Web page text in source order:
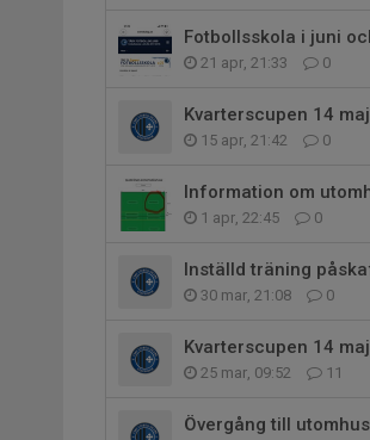
Fotbollsskola i juni
21 apr, 21:33 0
Kvarterscupen 14
15 apr, 21:42 0
Information om
1 apr, 22:45 0
Inställd träning
30 mar, 21:08 0
Kvarterscupen 14 maj
25 mar, 09:52 11
Övergång till